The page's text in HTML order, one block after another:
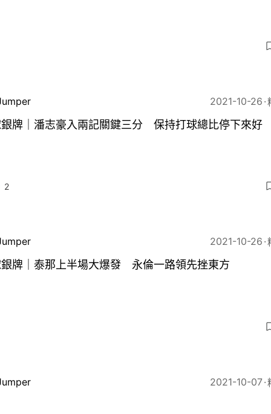
2021-10-26
牌｜潘志豪入兩記關鍵三分 保持打球總比停下來好
2
2021-10-26
牌｜泰那上半場大爆發 永倫一路領先挫東方
2021-10-07